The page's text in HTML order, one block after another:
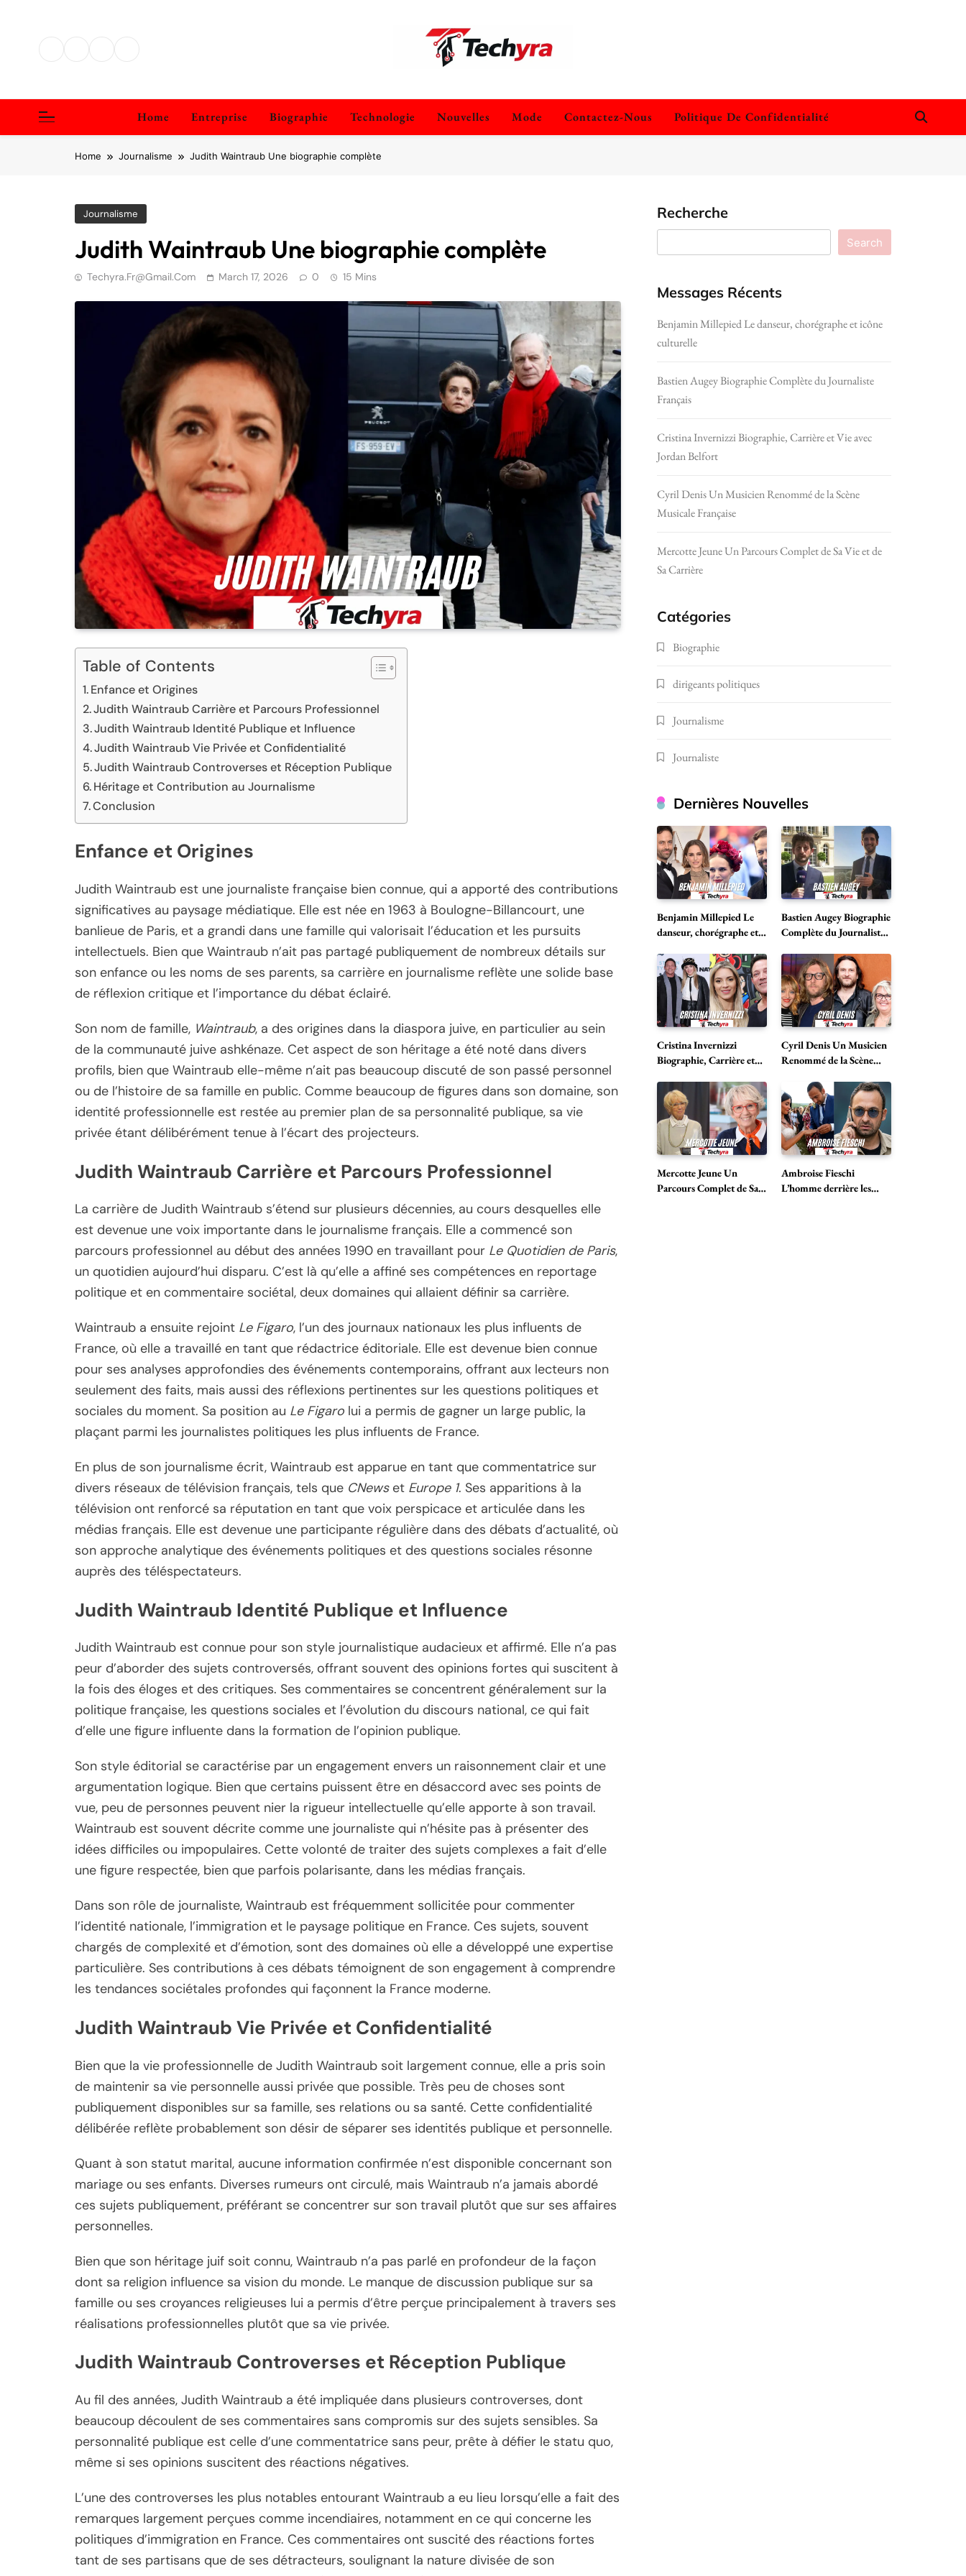
Home Entreprise Biographie Technologie Nouvelles Mode Contactez-Nous Politique De Confidentialité
Home Journalisme Judith Waintraub Une biographie complète
Journalisme
Judith Waintraub Une biographie complète
Techyra.fr@gmail.com March 17, 2026 0 15 Mins
Table of Contents
Enfance et Origines
Judith Waintraub Carrière et Parcours Professionnel
Judith Waintraub Identité Publique et Influence
Judith Waintraub Vie Privée et Confidentialité
Judith Waintraub Controverses et Réception Publique
Héritage et Contribution au Journalisme
Conclusion
Enfance et Origines
Judith Waintraub est une journaliste française bien connue, qui a apporté des contributions
significatives au paysage médiatique. Elle est née en 1963 à Boulogne-Billancourt, une
banlieue de Paris, et a grandi dans une famille qui valorisait l’éducation et les pursuits
intellectuels. Bien que Waintraub n’ait pas partagé publiquement de nombreux détails sur
son enfance ou les noms de ses parents, sa carrière en journalisme reflète une solide base
de réflexion critique et l’importance du débat éclairé.
Son nom de famille, Waintraub, a des origines dans la diaspora juive, en particulier au sein
de la communauté juive ashkénaze. Cet aspect de son héritage a été noté dans divers
profils, bien que Waintraub elle-même n’ait pas beaucoup discuté de son passé personnel
ou de l’histoire de sa famille en public. Comme beaucoup de figures dans son domaine, son
identité professionnelle est restée au premier plan de sa personnalité publique, sa vie
privée étant délibérément tenue à l’écart des projecteurs.
Judith Waintraub Carrière et Parcours Professionnel
La carrière de Judith Waintraub s’étend sur plusieurs décennies, au cours desquelles elle
est devenue une voix importante dans le journalisme français. Elle a commencé son
parcours professionnel au début des années 1990 en travaillant pour Le Quotidien de Paris,
un quotidien aujourd’hui disparu. C’est là qu’elle a affiné ses compétences en reportage
politique et en commentaire sociétal, deux domaines qui allaient définir sa carrière.
Waintraub a ensuite rejoint Le Figaro, l’un des journaux nationaux les plus influents de
France, où elle a travaillé en tant que rédactrice éditoriale. Elle est devenue bien connue
pour ses analyses approfondies des événements contemporains, offrant aux lecteurs non
seulement des faits, mais aussi des réflexions pertinentes sur les questions politiques et
sociales du moment. Sa position au Le Figaro lui a permis de gagner un large public, la
plaçant parmi les journalistes politiques les plus influents de France.
En plus de son journalisme écrit, Waintraub est apparue en tant que commentatrice sur
divers réseaux de télévision français, tels que CNewset Europe 1. Ses apparitions à la
télévision ont renforcé sa réputation en tant que voix perspicace et articulée dans les
médias français. Elle est devenue une participante régulière dans des débats d’actualité, où
son approche analytique des événements politiques et des questions sociales résonne
auprès des téléspectateurs.
Judith Waintraub Identité Publique et Influence
Judith Waintraub est connue pour son style journalistique audacieux et affirmé. Elle n’a pas
peur d’aborder des sujets controversés, offrant souvent des opinions fortes qui suscitent à
la fois des éloges et des critiques. Ses commentaires se concentrent généralement sur la
politique française, les questions sociales et l’évolution du discours national, ce qui fait
d’elle une figure influente dans la formation de l’opinion publique.
Son style éditorial se caractérise par un engagement envers un raisonnement clair et une
argumentation logique. Bien que certains puissent être en désaccord avec ses points de
vue, peu de personnes peuvent nier la rigueur intellectuelle qu’elle apporte à son travail.
Waintraub est souvent décrite comme une journaliste qui n’hésite pas à présenter des
idées difficiles ou impopulaires. Cette volonté de traiter des sujets complexes a fait d’elle
une figure respectée, bien que parfois polarisante, dans les médias français.
Dans son rôle de journaliste, Waintraub est fréquemment sollicitée pour commenter
l’identité nationale, l’immigration et le paysage politique en France. Ces sujets, souvent
chargés de complexité et d’émotion, sont des domaines où elle a développé une expertise
particulière. Ses contributions à ces débats témoignent de son engagement à comprendre
les tendances sociétales profondes qui façonnent la France moderne.
Judith Waintraub Vie Privée et Confidentialité
Bien que la vie professionnelle de Judith Waintraub soit largement connue, elle a pris soin
de maintenir sa vie personnelle aussi privée que possible. Très peu de choses sont
publiquement disponibles sur sa famille, ses relations ou sa santé. Cette confidentialité
délibérée reflète probablement son désir de séparer ses identités publique et personnelle.
Quant à son statut marital, aucune information confirmée n’est disponible concernant son
mariage ou ses enfants. Diverses rumeurs ont circulé, mais Waintraub n’a jamais abordé
ces sujets publiquement, préférant se concentrer sur son travail plutôt que sur ses affaires
personnelles.
Bien que son héritage juif soit connu, Waintraub n’a pas parlé en profondeur de la façon
dont sa religion influence sa vision du monde. Le manque de discussion publique sur sa
famille ou ses croyances religieuses lui a permis d’être perçue principalement à travers ses
réalisations professionnelles plutôt que sa vie privée.
Judith Waintraub Controverses et Réception Publique
Au fil des années, Judith Waintraub a été impliquée dans plusieurs controverses, dont
beaucoup découlent de ses commentaires sans compromis sur des sujets sensibles. Sa
personnalité publique est celle d’une commentatrice sans peur, prête à défier le statu quo,
même si ses opinions suscitent des réactions négatives.
L’une des controverses les plus notables entourant Waintraub a eu lieu lorsqu’elle a fait des
remarques largement perçues comme incendiaires, notamment en ce qui concerne les
politiques d’immigration en France. Ces commentaires ont suscité des réactions fortes
tant de ses partisans que de ses détracteurs, soulignant la nature divisée de son
Recherche
Search
Messages Récents
Benjamin Millepied Le danseur, chorégraphe et icône
culturelle
Bastien Augey Biographie Complète du Journaliste
Français
Cristina Invernizzi Biographie, Carrière et Vie avec
Jordan Belfort
Cyril Denis Un Musicien Renommé de la Scène
Musicale Française
Mercotte Jeune Un Parcours Complet de Sa Vie et de
Sa Carrière
Catégories
Biographie
dirigeants politiques
Journalisme
Journaliste
Dernières Nouvelles
Benjamin Millepied Le
danseur, chorégraphe et
Bastien Augey Biographie
Complète du Journaliste
Cristina Invernizzi
Biographie, Carrière et
Cyril Denis Un Musicien
Renommé de la Scène
Mercotte Jeune Un
Parcours Complet de Sa
Ambroise Fieschi
L’homme derrière les